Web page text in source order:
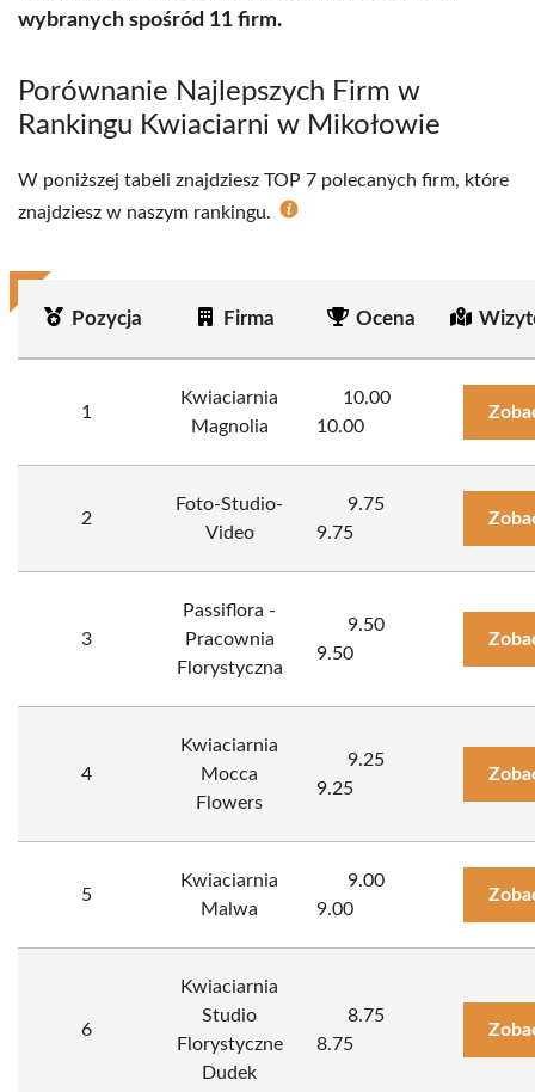
wybranych spośród 11 firm.
Porównanie Najlepszych Firm w
Rankingu Kwiaciarni w Mikołowie
W poniższej tabeli znajdziesz TOP 7 polecanych firm, które
znajdziesz w naszym rankingu.
Pozycja Firma Ocena
1
Kwiaciarnia
Magnolia
10.00
10.00
2
Foto-Studio-
Video
9.75
9.75
3
Passiflora -
Pracownia
Florystyczna
9.50
9.50
4
Kwiaciarnia
Mocca
Flowers
9.25
9.25
5
Kwiaciarnia
Malwa
9.00
9.00
6
Kwiaciarnia
Studio
Florystyczne
Dudek
8.75
8.75